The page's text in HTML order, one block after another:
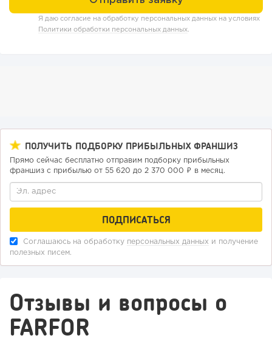
Конференции августа 2026: лучшие мероприятия месяца
Я даю согласие на обработку персональных данных на условиях
Политики обработки персональных данных
ПОЛУЧИТЬ ПОДБОРКУ ПРИБЫЛЬНЫХ ФРАНШИЗ
Прямо сейчас бесплатно отправим подборку прибыльных
франшиз с прибылью от 55 620 до 2 370 000 ₽ в месяц.
Соглашаюсь на обработку персональных данных и получение
полезных писем.
Отзывы и вопросы о
FARFOR